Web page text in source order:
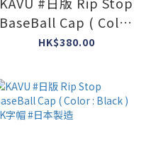
BaseBall Cap ( Color
: Olive ) #K字帽 #日
HK$380.00